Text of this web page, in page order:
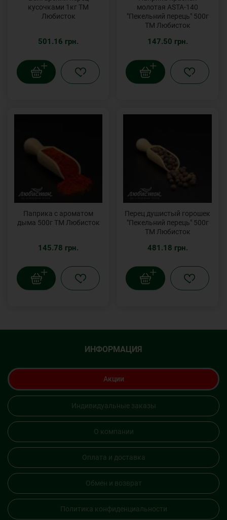
кусочками 1кг ТМ
Любисток
501.16 грн.
молотая ASTA-140
"Пекельний перець" 500г
ТМ Любисток
147.50 грн.
Паприка с ароматом
дыма 500г ТМ Любисток
145.78 грн.
Перец душистый горошек
"Пекельний перець" 500г
ТМ Любисток
481.18 грн.
ИНФОРМАЦИЯ
Акции
Индивидуальные заказы
О компании
Оплата и доставка
Обмен и возврат
Политика конфиденциальности